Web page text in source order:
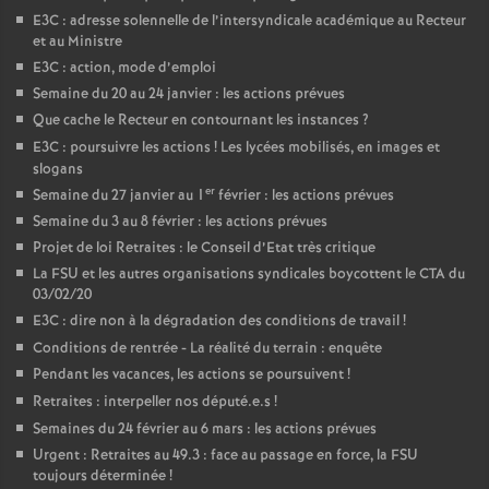
E3C : adresse solennelle de l’intersyndicale académique au Recteur
et au Ministre
E3C : action, mode d’emploi
Semaine du 20 au 24 janvier : les actions prévues
Que cache le Recteur en contournant les instances ?
E3C : poursuivre les actions ! Les lycées mobilisés, en images et
slogans
Semaine du 27 janvier au 1 er février : les actions prévues
Semaine du 3 au 8 février : les actions prévues
Projet de loi Retraites : le Conseil d’Etat très critique
La FSU et les autres organisations syndicales boycottent le CTA du
03/02/20
E3C : dire non à la dégradation des conditions de travail!
Conditions de rentrée - La réalité du terrain : enquête
Pendant les vacances, les actions se poursuivent!
Retraites : interpeller nos député.e.s !
Semaines du 24 février au 6 mars : les actions prévues
Urgent : Retraites au 49.3 : face au passage en force, la FSU
toujours déterminée!